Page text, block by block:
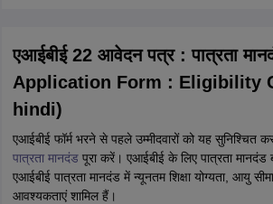
एआईबीई 22 आवेदन पत्र : पात्रता
Application Form : Eligibility
hindi)
एआईबीई फॉर्म भरने से पहले उम्मीदवारों को यह सुनिश्चित
पात्रता मानदंडपूरा करें। एआईबीई के लिए पात्रता मानदंड
एआईबीई पात्रता मानदंड में न्यूनतम शिक्षा योग्यता, आयु
आवश्यकताएं शामिल हैं।